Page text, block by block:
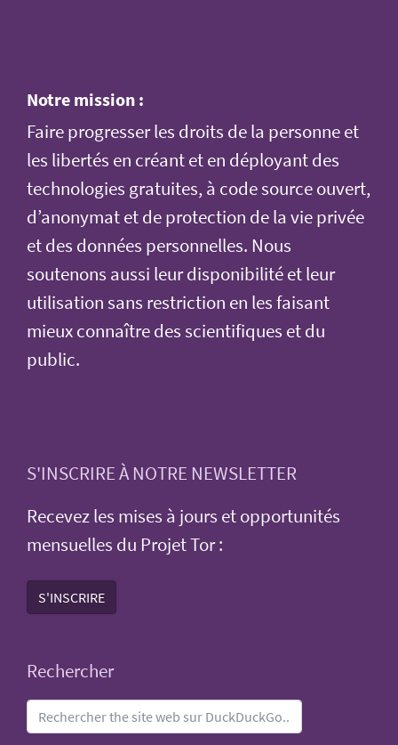
Notre mission :
Faire progresser les droits de la personne et
les libertés en créant et en déployant des
technologies gratuites, à code source ouvert,
d’anonymat et de protection de la vie privée
et des données personnelles. Nous
soutenons aussi leur disponibilité et leur
utilisation sans restriction en les faisant
mieux connaître des scientifiques et du
public.
S'INSCRIRE À NOTRE NEWSLETTER
Recevez les mises à jours et opportunités
mensuelles du Projet Tor :
S'INSCRIRE
Rechercher